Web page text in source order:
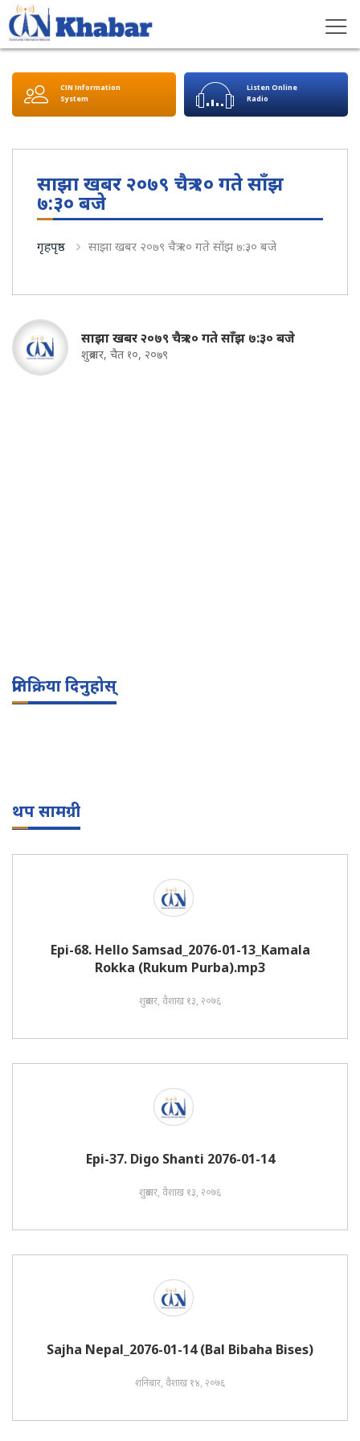
CIN Information
System
Listen Online
Radio
साझा खबर २०७९ चैत्र १० गते साँझ
७:३० बजे
गृहपृष्ठ साझा खबर २०७९ चैत्र १० गते साँझ ७:३० बजे
साझा खबर २०७९ चैत्र १० गते साँझ ७:३० बजे
शुक्रबार, चैत १०, २०७९
प्रतिक्रिया दिनुहोस्
थप सामग्री
Epi-68. Hello Samsad_2076-01-13_Kamala
Rokka (Rukum Purba).mp3
शुक्रबार, वैशाख १३, २०७६
Epi-37. Digo Shanti 2076-01-14
शुक्रबार, वैशाख १३, २०७६
Sajha Nepal_2076-01-14 (Bal Bibaha Bises)
शनिबार, वैशाख १४, २०७६